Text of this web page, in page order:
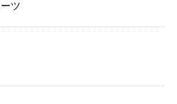
ツ